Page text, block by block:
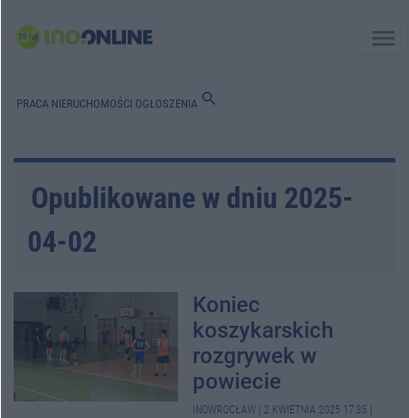
menu
PRACA NIERUCHOMOŚCI OGŁOSZENIA search
Opublikowane w dniu 2025-
04-02
Koniec
koszykarskich
rozgrywek w
powiecie
INOWROCŁAW 2 KWIETNIA 2025 17:35